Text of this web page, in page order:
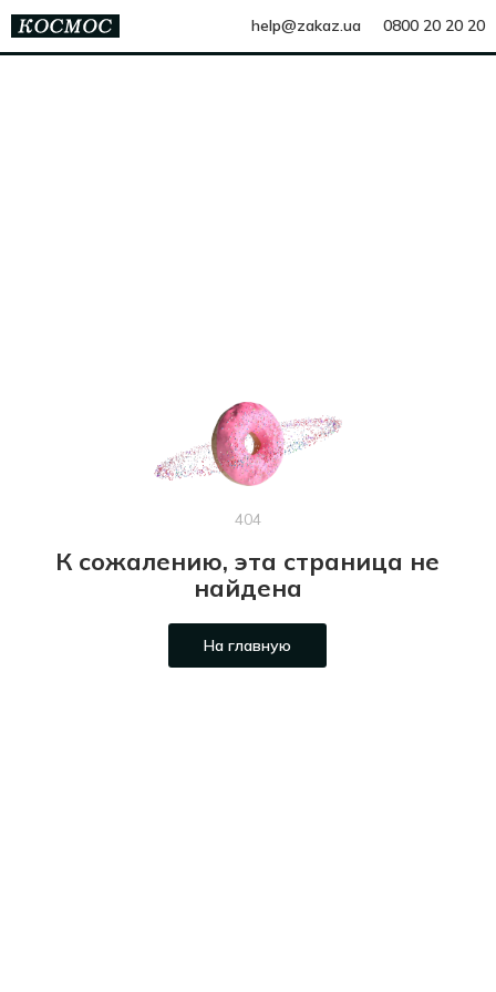
help@zakaz.ua 0800 20 20 20
404
К сожалению, эта страница не
найдена
На главную